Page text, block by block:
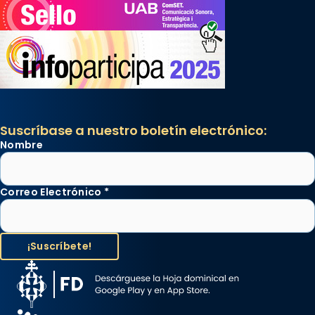
Suscríbase a nuestro boletín electrónico:
Nombre
Correo Electrónico *